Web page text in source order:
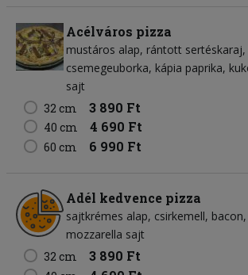
Acélváros pizza
mustáros alap rántott sertéskaraj
csemegeuborka kápia paprika
sajt
32 cm
3 890 Ft
40 cm 4 690 Ft
60 cm 6 990 Ft
Adél kedvence pizza
sajtkrémes alap csirkemell bacon
mozzarella sajt
32 cm
3 890 Ft